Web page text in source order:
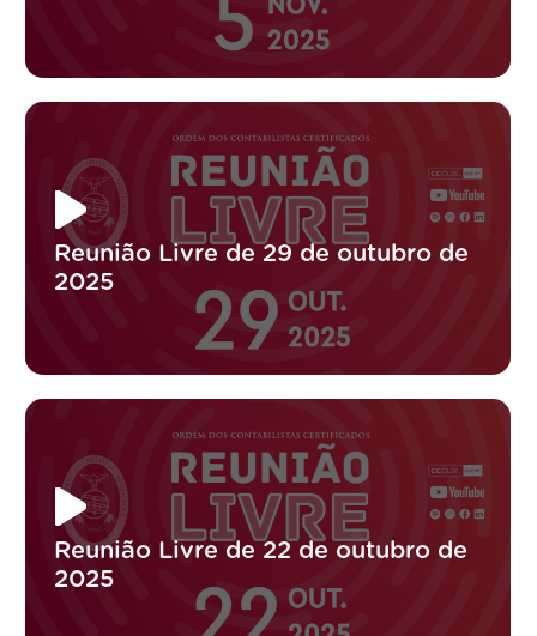
Reunião Livre de 29 de outubro de
2025
Reunião Livre de 22 de outubro de
2025